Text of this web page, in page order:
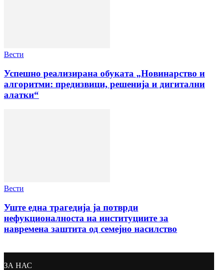
Вести
Успешно реализирана обуката „Новинарство и
алгоритми: предизвици, решенија и дигитални
алатки“
Вести
Уште една трагедија ја потврди
нефукционалноста на институциите за
навремена заштита од семејно насилство
ЗА НАС